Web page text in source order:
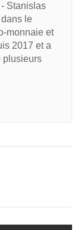
Stanislas
le
monnaie et
2017 et a
plusieurs